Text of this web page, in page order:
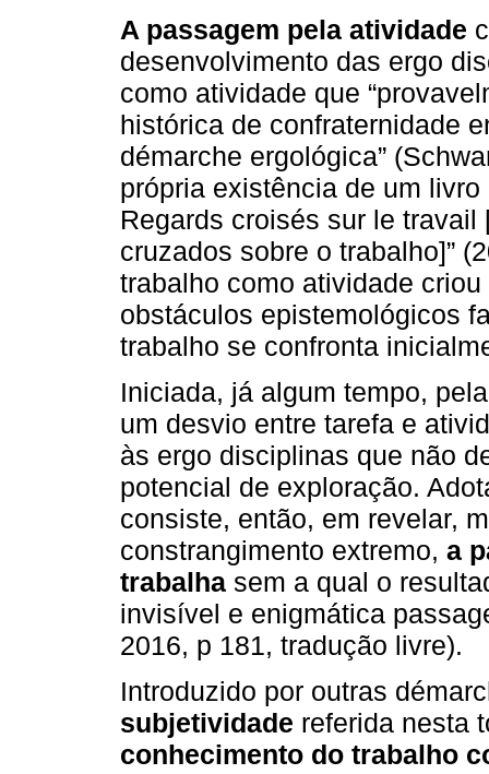
A passagem pela atividade
desenvolvimento das ergo
como atividade que
histórica de confraternidade
démarche ergológica”
própria existência de um livro
Regards croisés sur le
cruzados sobre o trabalho]”
trabalho como atividade
obstáculos epistemológicos
trabalho se confronta
Iniciada, já algum tempo,
um desvio entre tarefa e
às ergo disciplinas que não
potencial de exploração.
consiste, então, em revelar,
constrangimento extremo, a
trabalha sem a qual o
invisível e enigmática
2016, p 181, tradução livre).
Introduzido por outras
subjetividade referida nesta
conhecimento do trabalho